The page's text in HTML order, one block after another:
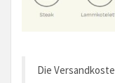
Die